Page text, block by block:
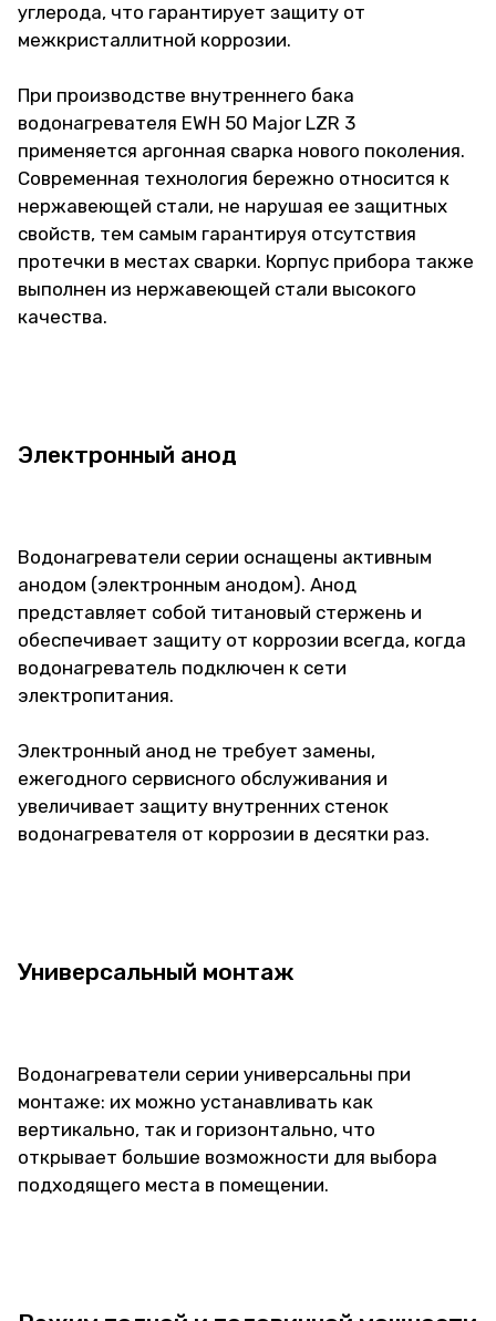
углерода, что гарантирует защиту от
межкристаллитной коррозии.
При производстве внутреннего бака
водонагревателя EWH 50 Major LZR 3
применяется аргонная сварка нового поколения.
Современная технология бережно относится к
нержавеющей стали, не нарушая ее защитных
свойств, тем самым гарантируя отсутствия
протечки в местах сварки. Корпус прибора также
выполнен из нержавеющей стали высокого
качества.
Электронный анод
Водонагреватели серии оснащены активным
анодом (электронным анодом). Анод
представляет собой титановый стержень и
обеспечивает защиту от коррозии всегда, когда
водонагреватель подключен к сети
электропитания.
Электронный анод не требует замены,
ежегодного сервисного обслуживания и
увеличивает защиту внутренних стенок
водонагревателя от коррозии в десятки раз.
Универсальный монтаж
Водонагреватели серии универсальны при
монтаже: их можно устанавливать как
вертикально, так и горизонтально, что
открывает большие возможности для выбора
подходящего места в помещении.